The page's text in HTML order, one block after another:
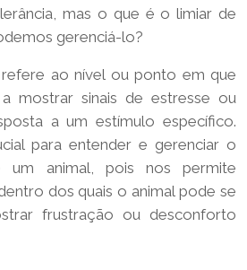
mas o que é o limiar de
gerenciá-lo?
ao nível ou ponto em que
mostrar sinais de estresse ou
a um estímulo específico.
para entender e gerenciar o
um animal, pois nos permite
dos quais o animal pode se
frustração ou desconforto